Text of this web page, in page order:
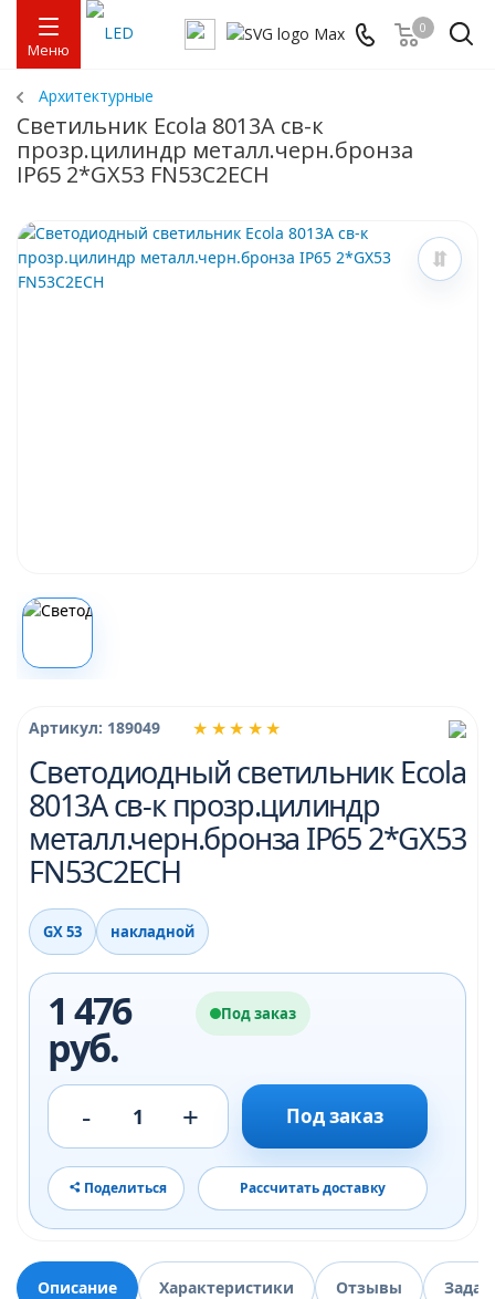
Меню
0
Архитектурные
Светильник Ecola 8013A св-к
прозр.цилиндр металл.черн.бронза
IP65 2*GX53 FN53C2ECH
★★★★★
Артикул: 189049
Светодиодный светильник Ecola
8013A св-к прозр.цилиндр
металл.черн.бронза IP65 2*GX53
FN53C2ECH
GX 53 накладной
1 476
руб.
Под заказ
- 1 + Под заказ
Поделиться Рассчитать доставку
Описание Характеристики Отзывы